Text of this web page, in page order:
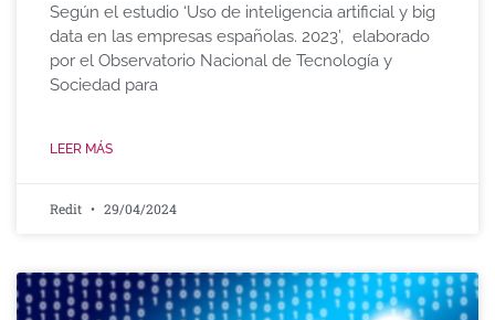
Según el estudio ‘Uso de inteligencia artificial y big
data en las empresas españolas. 2023’, elaborado
por el Observatorio Nacional de Tecnología y
Sociedad para
LEER MÁS
Redit 29/04/2024